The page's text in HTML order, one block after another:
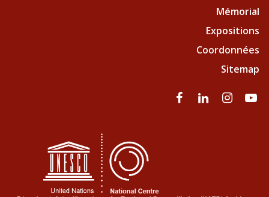
Mémorial
Expositions
Coordonnées
Sitemap